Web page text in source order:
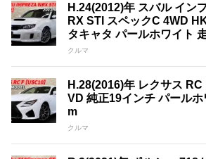
H.24(2012)年 スバル イン
RX STI スペックC 4WD
タキャタ パールホワイト
クルマ
H.28(2016)年 レクサス
VD 純正19インチ パール
m
クルマ